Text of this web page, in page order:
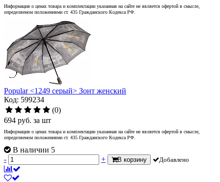
Информация о ценах товара и комплектации указанная на сайте не является офертой в смысле,
определяемом положениями ст. 435 Гражданского Кодекса РФ.
Popular <1249 серый> Зонт женский
Код: 599234
(0)
694 руб. за шт
Информация о ценах товара и комплектации указанная на сайте не является офертой в смысле,
определяемом положениями ст. 435 Гражданского Кодекса РФ.
В наличии 5
-
+ В корзину Добавлено